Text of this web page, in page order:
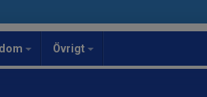
Övrigt